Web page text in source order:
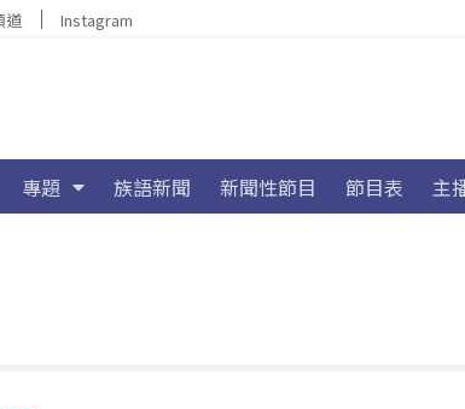
道 Instagram
專題 族語新聞 新聞性節目 節目表 主